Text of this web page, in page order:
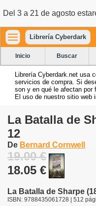
Del 3 a 21 de agosto
Librería Cyberdark
Inicio Buscar
Librería Cyberdark.net usa
servicios de compra. Si
son y en qué le afectan por
El uso de nuestro sitio web
La Batalla de
12
De Bernard Cornwell
19.00 €
18.05 €
La Batalla de Sharpe
ISBN: 9788435061728 | 512